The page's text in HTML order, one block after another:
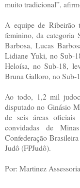
muito tradicional”,
A equipe de Ribeirão
feminino, da categoria
Barbosa, Lucas
Lidiane Yuki, no Sub-
Heloísa, no Sub-18,
Bruna Galloro, no Sub-
Ao todo, 1,2 mil
disputado no Ginásio
de seis áreas
convidadas de
Confederação
Judô (FPJudô).
Por: Martinez Assessoria